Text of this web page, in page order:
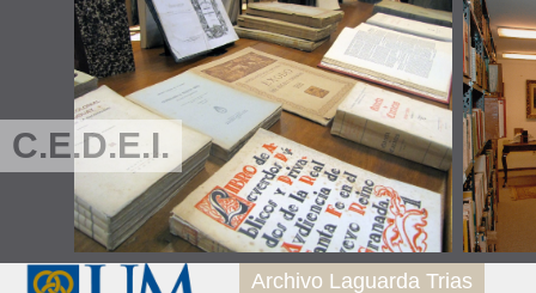
C.E.D.E.I.
Archivo Laguarda Trias